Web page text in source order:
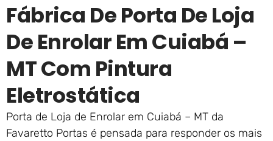
Fábrica De Porta De Loja
De Enrolar Em Cuiabá –
MT Com Pintura
Eletrostática
Porta de Loja de Enrolar em Cuiabá – MT da
Favaretto Portas é pensada para responder os mais